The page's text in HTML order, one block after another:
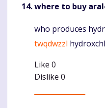
where to buy
Komentaras
who produces
twqdwzzl
Like 0
Dislike 0